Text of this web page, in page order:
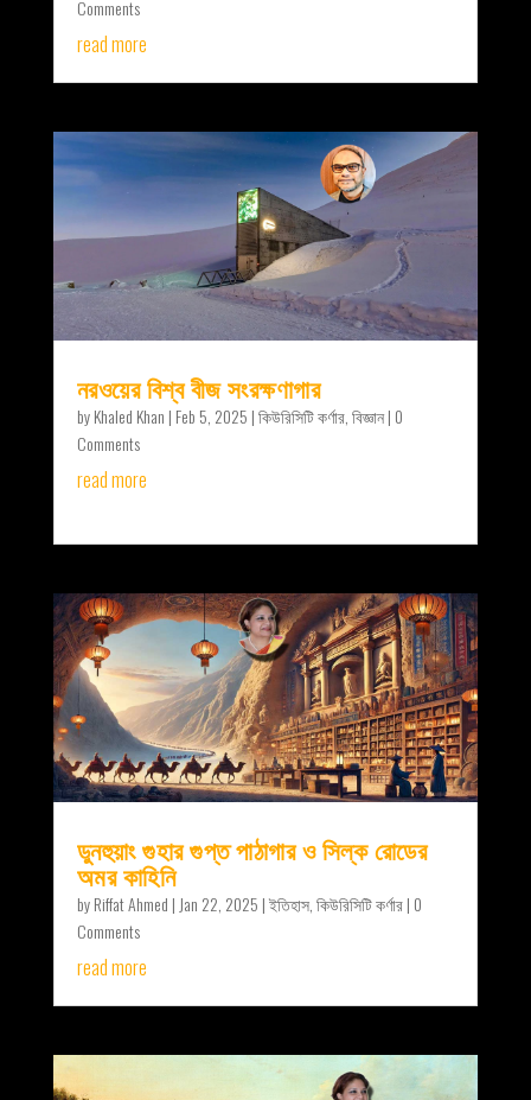
Comments
read more
নরওয়ের বিশ্ব বীজ সংরক্ষণাগার
byKhaled Khan | Feb 5, 2025 |কিউরিসিটি কর্ণার, বিজ্ঞান| 0
Comments
read more
ডুনহুয়াং গুহার গুপ্ত পাঠাগার ও সিল্ক রোডের
অমর কাহিনি
byRiffat Ahmed | Jan 22, 2025 |ইতিহাস, কিউরিসিটি কর্ণার| 0
Comments
read more